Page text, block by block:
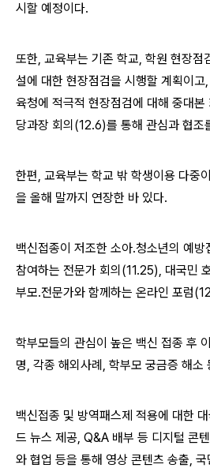
시할 예정이다.
또한, 교육부는 기존 학교, 학원 현장점
설에 대한 현장점검을 시행할 계획이
육청에 적극적 현장점검에 대해 중대
당과장 회의(12.6)를 통해 관심과 협조
한편, 교육부는 학교 밖 학생이용 다중
을 올해 말까지 연장한 바 있다.
백신접종이 저조한 소아․청소년의 예
참여하는 전문가 회의(11.25), 대국민
부모․전문가와 함께하는 온라인 포럼
학부모들의 관심이 높은 백신 접종 후
명, 각종 해외사례, 학부모 궁금증 해소
백신접종 및 방역패스제 적용에 대한
드 뉴스 제공, Q&A 배부 등 디지털 콘
와 협업 등을 통해 영상 콘텐츠 송출,